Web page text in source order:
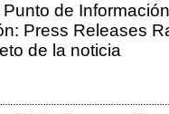
de
Press Releases
de la noticia